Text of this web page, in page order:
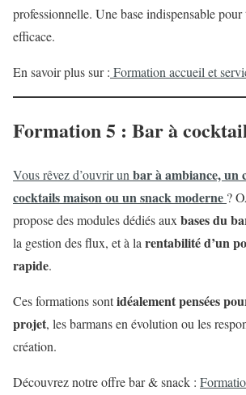
professionnelle. Une base indispensable
efficace.
En savoir plus sur : Formation accueil et
Formation 5 : Bar à
Vous rêvez d’ouvrir unbar à ambiance, un
cocktails maison ou un snack moderne ?
propose des modules dédiés auxbases du
la gestion des flux, et à larentabilité d’un
rapide.
Ces formations sontidéalement pensées
projet, les barmans en évolution ou les
création.
Découvrez notre offre bar & snack :